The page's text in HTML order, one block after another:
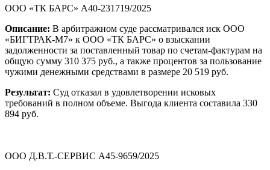
ООО «ТК БАРС» А40-231719/2025
Описание: В арбитражном суде рассматривался иск ООО
«БИГТРАК-М7» к ООО «ТК БАРС» о взыскании
задолженности за поставленный товар по счетам-фактурам на
общую сумму 310 375 руб., а также процентов за пользование
чужими денежными средствами в размере 20 519 руб.
Результат: Суд отказал в удовлетворении исковых
требований в полном объеме. Выгода клиента составила 330
894 руб.
ООО Д.В.Т.-СЕРВИС А45-9659/2025